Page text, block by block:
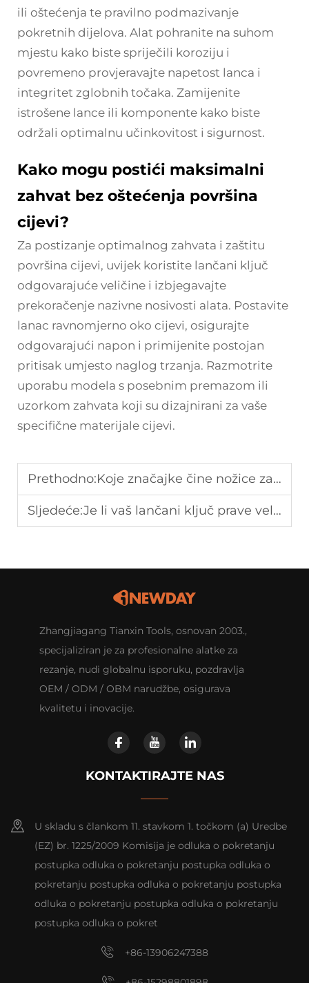
ili oštećenja te pravilno podmazivanje
pokretnih dijelova. Alat pohranite na suhom
mjestu kako biste spriječili koroziju i
povremeno provjeravajte napetost lanca i
integritet zglobnih točaka. Zamijenite
istrošene lance ili komponente kako biste
održali optimalnu učinkovitost i sigurnost.
Kako mogu postići maksimalni
zahvat bez oštećenja površina
cijevi?
Za postizanje optimalnog zahvata i zaštitu
površina cijevi, uvijek koristite lančani ključ
odgovarajuće veličine i izbjegavajte
prekoračenje nazivne nosivosti alata. Postavite
lanac ravnomjerno oko cijevi, osigurajte
odgovarajući napon i primijenite postojan
pritisak umjesto naglog trzanja. Razmotrite
uporabu modela s posebnim premazom ili
uzorkom zahvata koji su dizajnirani za vaše
specifične materijale cijevi.
Prethodno:Koje značajke čine nožice za kabel idealnim za industrijsku i domaću uporabu?
Sljedeće:Je li vaš lančani ključ prave veličine? Izbjegnite ove uobičajene probleme
Zhangjiagang Tianxin Tools, osnovan 2003.,
specijaliziran je za profesionalne alatke za
rezanje, nudi globalnu isporuku, pozdravlja
OEM / ODM / OBM narudžbe, osigurava
kvalitetu i inovacije.
KONTAKTIRAJTE NAS
U skladu s člankom 11. stavkom 1. točkom (a) Uredbe
(EZ) br. 1225/2009 Komisija je odluka o pokretanju
postupka odluka o pokretanju postupka odluka o
pokretanju postupka odluka o pokretanju postupka
odluka o pokretanju postupka odluka o pokretanju
postupka odluka o pokret
+86-13906247388